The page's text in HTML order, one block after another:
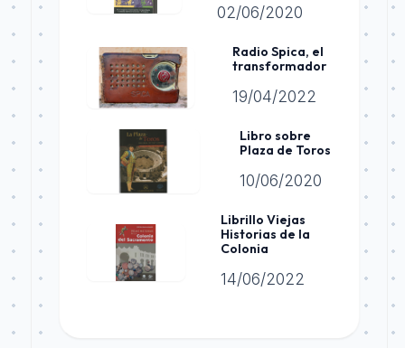
02/06/2020
Radio Spica, el
transformador
19/04/2022
Libro sobre
Plaza de Toros
10/06/2020
Librillo Viejas
Historias de la
Colonia
14/06/2022